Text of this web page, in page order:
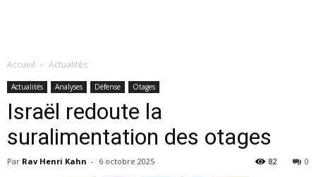
Accueil Actualités
Actualités Analyses Défense Otages
Israël redoute la
suralimentation des otages
Par Rav Henri Kahn - 6 octobre 2025 0
82